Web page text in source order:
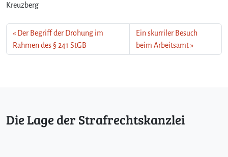
Kreuzberg
Der Begriff der Drohung im
Rahmen des § 241 StGB
Ein skurriler Besuch
beim Arbeitsamt
Die Lage der Strafrechtskanzlei